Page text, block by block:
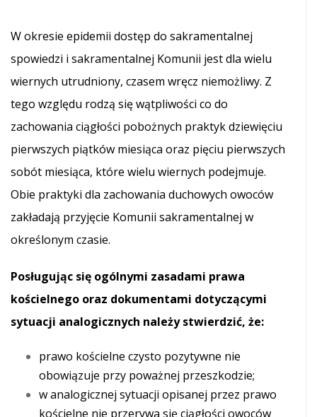
W okresie epidemii dostęp do sakramentalnej
spowiedzi i sakramentalnej Komunii jest dla wielu
wiernych utrudniony, czasem wręcz niemożliwy. Z
tego względu rodzą się wątpliwości co do
zachowania ciągłości pobożnych praktyk dziewięciu
pierwszych piątków miesiąca oraz pięciu pierwszych
sobót miesiąca, które wielu wiernych podejmuje.
Obie praktyki dla zachowania duchowych owoców
zakładają przyjęcie Komunii sakramentalnej w
określonym czasie.
Posługując się ogólnymi zasadami prawa
kościelnego oraz dokumentami dotyczącymi
sytuacji analogicznych należy stwierdzić, że:
prawo kościelne czysto pozytywne nie
obowiązuje przy poważnej przeszkodzie;
w analogicznej sytuacji opisanej przez prawo
kościelne nie przerywa się ciągłości owoców